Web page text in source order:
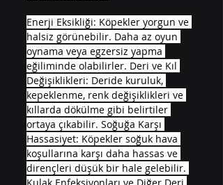
Enerji Eksikliği: Köpekler yorgun ve
halsiz görünebilir. Daha az oyun
oynama veya egzersiz yapma
eğiliminde olabilirler. Deri ve Kıl
Değişiklikleri: Deride kuruluk,
kepeklenme, renk değişiklikleri ve
kıllarda dökülme gibi belirtiler
ortaya çıkabilir. Soğuğa Karşı
Hassasiyet: Köpekler soğuk hava
koşullarına karşı daha hassas ve
dirençleri düşük bir hale gelebilir.
Kulak Enfeksiyonları ve Diğer Deri